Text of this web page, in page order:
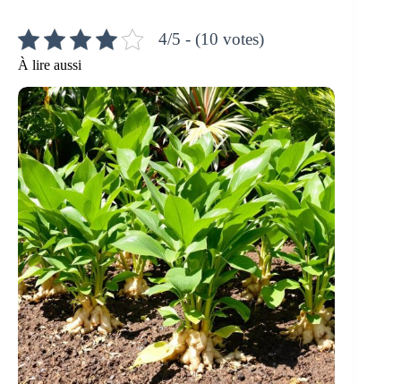
4/5 - (10 votes)
À lire aussi